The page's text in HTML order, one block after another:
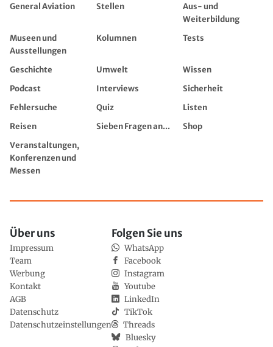
General Aviation
Stellen
Aus- und
Weiterbildung
Museen und
Ausstellungen
Kolumnen Tests
Geschichte Umwelt
Wissen
Podcast
Interviews
Sicherheit
Fehlersuche
Quiz
Listen
Reisen
Sieben Fragen an...
Shop
Veranstaltungen,
Konferenzen und
Messen
Über uns
Impressum
Team
Werbung
Kontakt
AGB
Datenschutz
Datenschutzeinstellungen
Folgen Sie uns
WhatsApp
Facebook
Instagram
Youtube
LinkedIn
TikTok
Threads
Bluesky